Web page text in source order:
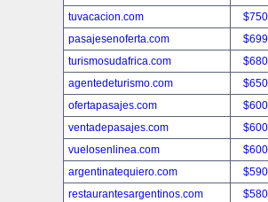
tuvacacion.com
pasajesenoferta.com
turismosudafrica.com
agentedeturismo.com
ofertapasajes.com
ventadepasajes.com
vuelosenlinea.com
argentinatequiero.com
restaurantesargentinos.com